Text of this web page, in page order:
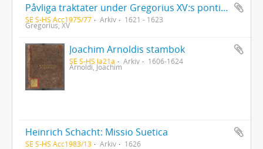
Påvliga traktater under Gregorius XV:s pontifikat. Instruttione a nuntio Massimi etc. etc. 1 volym fol. i helpergamentband köpt av J. G. Sparwenfeld i Madrid 6 maj 1690
SE S-HS Acc1975/77 Arkiv 1621 - 1623
Gregorius, XV
Joachim Arnoldis stambok
SE S-HS Ia21a Arkiv 1606-1624
Arnoldi, Joachim
Heinrich Schacht: Missio Suetica
SE S-HS Acc1983/13 Arkiv 1626